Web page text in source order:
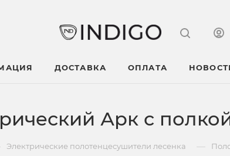
ДОСТАВКА ОПЛАТА
Арк с
Электрические полотенцесушители лесенка —